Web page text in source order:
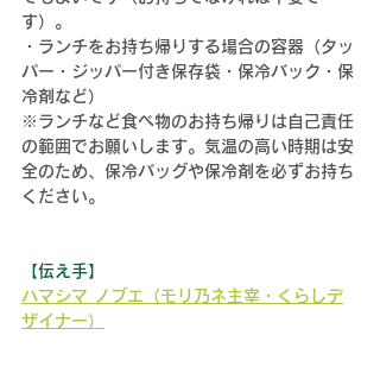
す）。
・ランチをお持ち帰りする場合の容器（タッ
パー・ジッパー付き保存袋・保冷バック・保
冷剤など）
※ランチなど食べ物のお持ち帰りは自己責任
の範囲でお願いします。 気温の高い時期は安
全のため、保冷バッグや保冷剤を必ずお持ち
ください。
【伝え手】
ハマシマ ノブエ（モリ乃ネ主宰・くらしデ
ザイナー）